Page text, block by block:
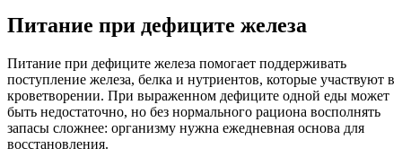
Питание при дефиците железа
Питание при дефиците железа помогает поддерживать
поступление железа, белка и нутриентов, которые участвуют в
кроветворении. При выраженном дефиците одной еды может
быть недостаточно, но без нормального рациона восполнять
запасы сложнее: организму нужна ежедневная основа для
восстановления.